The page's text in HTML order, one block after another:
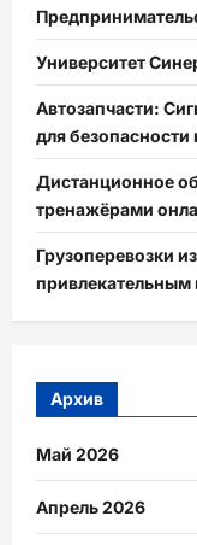
Университет
Автозапчасти:
для безопасности
Дистанционное
тренажёрами
Грузоперевозки
привлекательным
Архив
Май 2026
Апрель 2026